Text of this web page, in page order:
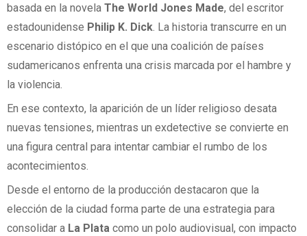
basada en la novela The World Jones Made, del escritor
estadounidense Philip K. Dick. La historia transcurre en un
escenario distópico en el que una coalición de países
sudamericanos enfrenta una crisis marcada por el hambre y
la violencia.
En ese contexto, la aparición de un líder religioso desata
nuevas tensiones, mientras un exdetective se convierte en
una figura central para intentar cambiar el rumbo de los
acontecimientos.
Desde el entorno de la producción destacaron que la
elección de la ciudad forma parte de una estrategia para
consolidar a La Plata como un polo audiovisual, con impacto